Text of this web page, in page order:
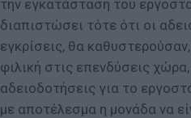
την εγκατάσταση του
διαπιστώσει τότε ότι οι
εγκρίσεις, θα
φιλική στις επενδύσεις
αδειοδοτήσεις για το
με αποτέλεσμα η μονάδα να